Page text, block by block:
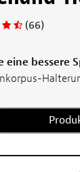
(66)
eine bessere